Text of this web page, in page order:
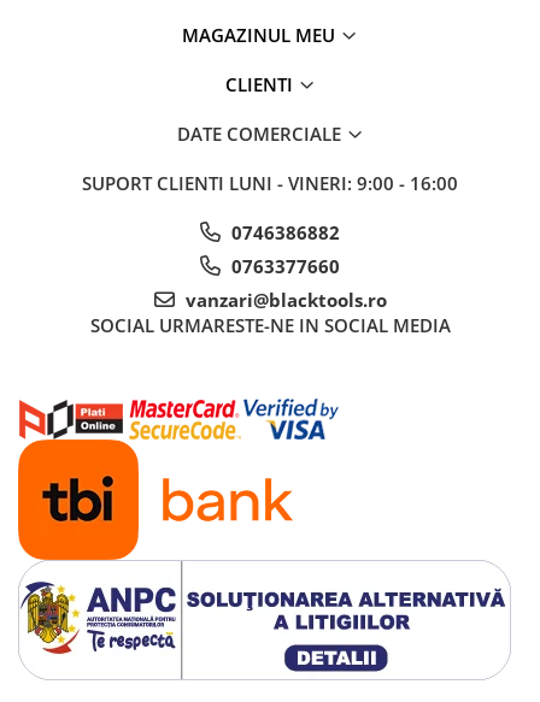
Skoda
Suzuki
Universale
Volkswagen
Volvo
Scule pentru tinichigerie
Scule Pneumatice
Accesorii Pneumatice
Alte scule pneumatice
MAGAZINUL MEU
CLIENTI
DATE COMERCIALE
SUPORT CLIENTI LUNI - VINERI: 9:00 - 16:00
0746386882
0763377660
vanzari@blacktools.ro
SOCIAL URMARESTE-NE IN SOCIAL MEDIA